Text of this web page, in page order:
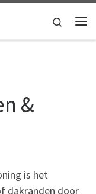
Search
&
is het
dakranden door